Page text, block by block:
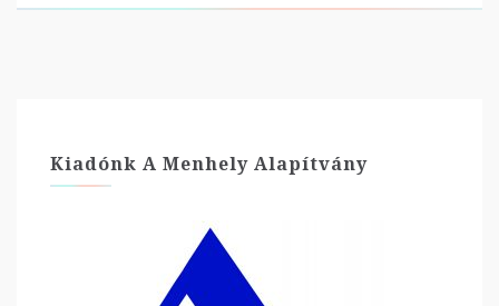
Kiadónk A Menhely Alapítvány